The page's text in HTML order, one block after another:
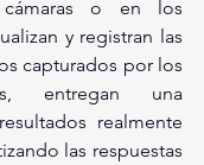
o en los
y registran las
capturados por los
entregan una
realmente
las respuestas